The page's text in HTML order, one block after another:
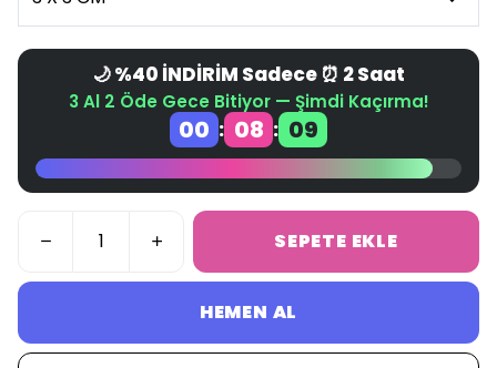
🌙 %40 İNDİRİM Sadece ⏰ 2 Saat
3 Al 2 Öde Gece Bitiyor — Şimdi Kaçırma!
00 : 08 : 08
SEPETE EKLE
HEMEN AL